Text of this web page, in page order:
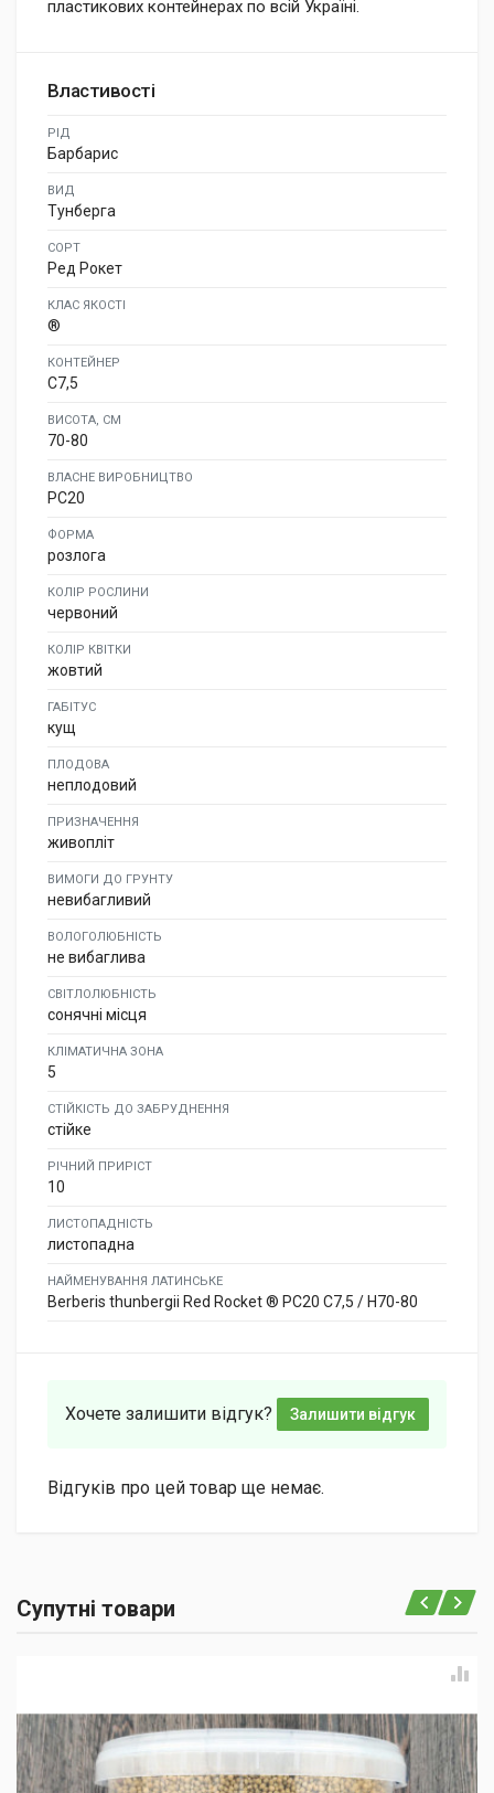
пластикових контейнерах по всій Україні.
Властивості
РІД
Барбарис
ВИД
Тунберга
СОРТ
Ред Рокет
КЛАС ЯКОСТІ
®
КОНТЕЙНЕР
C7,5
ВИСОТА, СМ
70-80
ВЛАСНЕ ВИРОБНИЦТВО
PC20
ФОРМА
розлога
КОЛІР РОСЛИНИ
червоний
КОЛІР КВІТКИ
жовтий
ГАБІТУС
кущ
ПЛОДОВА
неплодовий
ПРИЗНАЧЕННЯ
живопліт
ВИМОГИ ДО ГРУНТУ
невибагливий
ВОЛОГОЛЮБНІСТЬ
не вибаглива
СВІТЛОЛЮБНІСТЬ
сонячні місця
КЛІМАТИЧНА ЗОНА
5
СТІЙКІСТЬ ДО ЗАБРУДНЕННЯ
стійке
РІЧНИЙ ПРИРІСТ
10
ЛИСТОПАДНІСТЬ
листопадна
НАЙМЕНУВАННЯ ЛАТИНСЬКЕ
Berberis thunbergii Red Rocket ® PC20 C7,5 / H70-80
Хочете залишити відгук? Залишити відгук
Відгуків про цей товар ще немає.
Супутні товари